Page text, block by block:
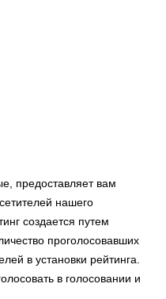
предоставляет вам
нашего
создается путем
проголосовавших
в установки рейтинга.
в голосовании и